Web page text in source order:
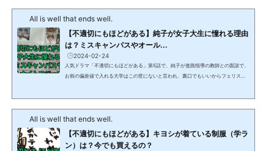
All is well that ends well.
【不適切にもほどがある】純子が女子大生に憧れる理由
は？ミスキャンパスやオール...
2024-02-24
人気ドラマ「不適切にもほどがある」第5話で、純子が進路指導の教師との面談で、
お前の偏差値で入れる大学はこの世にないと言われ、裏口でもいいからフェリスに
いう発言について解説します。 【不適切にもほどがある】純子が女子大生に憧れる
All is well that ends well.
【不適切にもほどがある】キヨシが着ている制服（学ラ
ン）は？今でも買えるの？